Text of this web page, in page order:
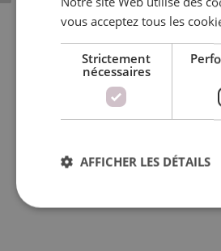
vous acceptez tous les
Strictement
nécessaires
AFFICHER LES DÉTAILS